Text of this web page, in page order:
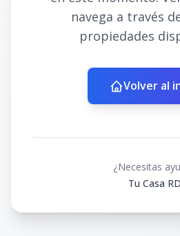
navega a través
propiedades
Volver al
¿Necesitas
Tu Casa RD